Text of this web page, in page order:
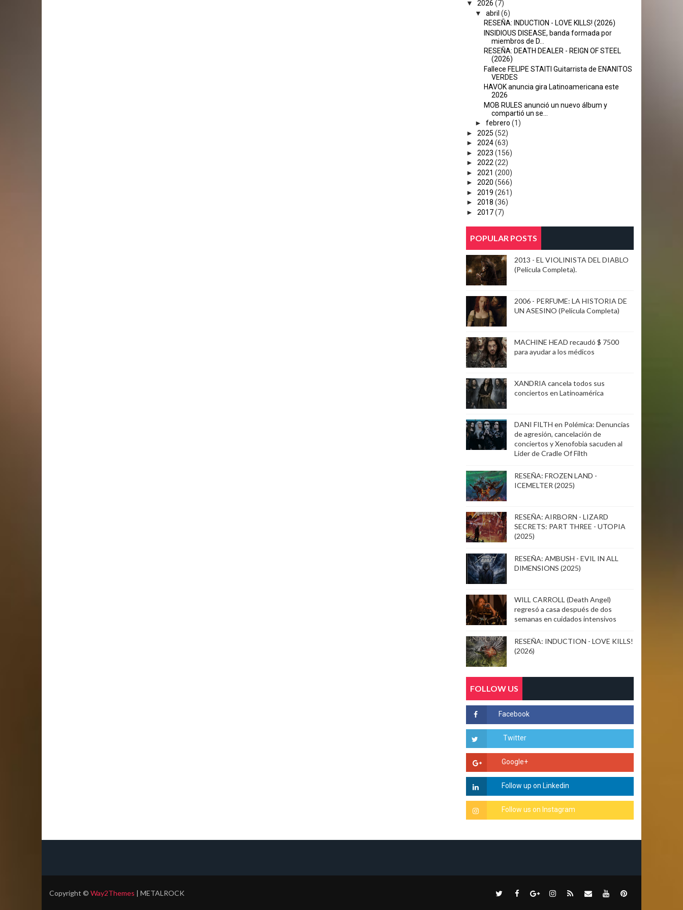
▼ 2026 (7)
▼
abril (6)
RESEÑA: INDUCTION - LOVE KILLS! (2026)
INSIDIOUS DISEASE, banda formada por
miembros de D...
RESEÑA: DEATH DEALER - REIGN OF STEEL
(2026)
Fallece FELIPE STAITI Guitarrista de ENANITOS
VERDES
HAVOK anuncia gira Latinoamericana este
2026
MOB RULES anunció un nuevo álbum y
compartió un se...
► febrero (1)
► 2025 (52)
► 2024(63)
► 2023 (156)
► 2022 (22)
► 2021 (200)
► 2020 (566)
► 2019 (261)
► 2018 (36)
► 2017(7)
POPULAR POSTS
2013 - EL VIOLINISTA DEL DIABLO
(Película Completa).
2006 - PERFUME: LA HISTORIA DE
UN ASESINO (Película Completa)
MACHINE HEAD recaudó $ 7500
para ayudar a los médicos
XANDRIA cancela todos sus
conciertos en Latinoamérica
DANI FILTH en Polémica: Denuncias
de agresión, cancelación de
conciertos y Xenofobia sacuden al
Lider de Cradle Of Filth
RESEÑA: FROZEN LAND -
ICEMELTER (2025)
RESEÑA: AIRBORN - LIZARD
SECRETS: PART THREE - UTOPIA
(2025)
RESEÑA: AMBUSH - EVIL IN ALL
DIMENSIONS (2025)
WILL CARROLL (Death Angel)
regresó a casa después de dos
semanas en cuidados intensivos
RESEÑA: INDUCTION - LOVE KILLS!
(2026)
FOLLOW US
Copyright © Way2Themes | METALROCK